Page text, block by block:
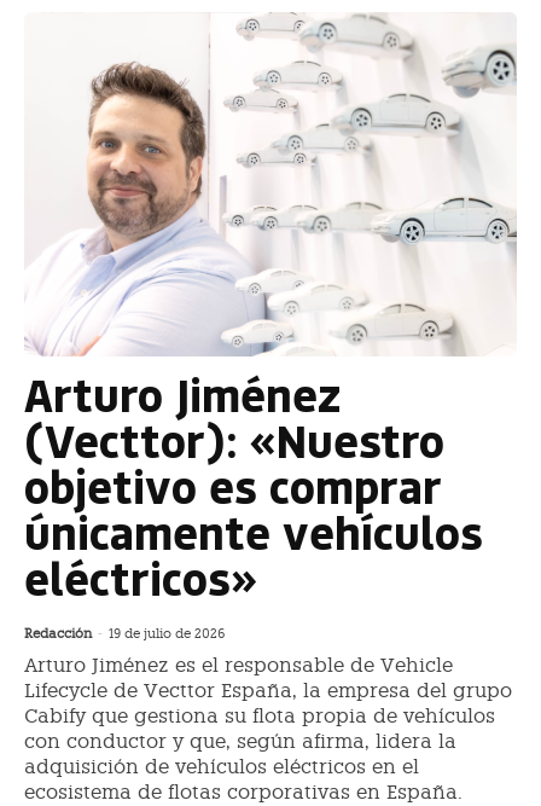
Arturo Jiménez
(Vecttor): «Nuestro
objetivo es comprar
únicamente vehículos
eléctricos»
Redacción - 19 de julio de 2026
Arturo Jiménez es el responsable de Vehicle
Lifecycle de Vecttor España, la empresa del grupo
Cabify que gestiona su flota propia de vehículos
con conductor y que, según afirma, lidera la
adquisición de vehículos eléctricos en el
ecosistema de flotas corporativas en España.